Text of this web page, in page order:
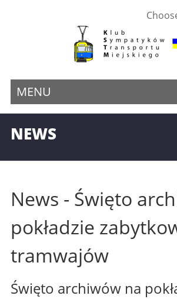
MENU
NEWS
News - Święto
pokładzie
tramwajów
Święto archiwów na